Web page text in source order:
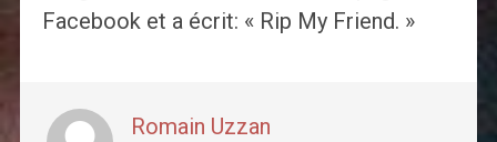
Facebook et a écrit: « Rip My Friend. »
Romain Uzzan